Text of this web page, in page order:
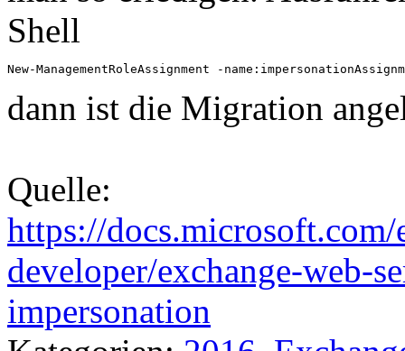
Shell
New-ManagementRoleAssignment -
dann ist die Migration
Quelle:
https://
developer/exchange-web-
impersonation